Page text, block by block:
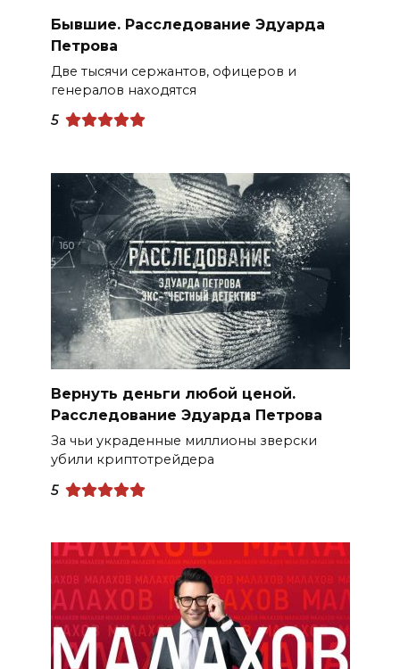
Бывшие. Расследование Эдуарда
Петрова
Две тысячи сержантов, офицеров и
генералов находятся
5
Вернуть деньги любой ценой.
Расследование Эдуарда Петрова
За чьи украденные миллионы зверски
убили криптотрейдера
5